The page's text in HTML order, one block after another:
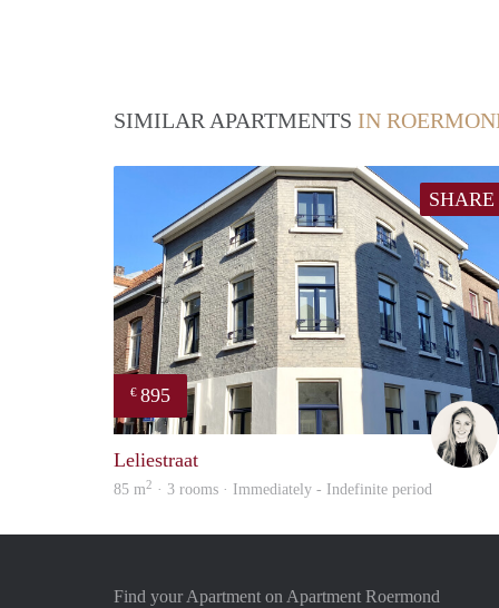
SIMILAR APARTMENTS IN
SHARE
€ 895
Leliestraat
85 m2 · 3 rooms · Immediately - Indefinite period
Find your Apartment on Apartment Roermond